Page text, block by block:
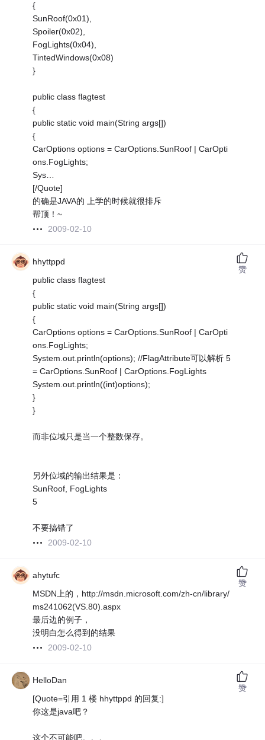
{
SunRoof(0x01),
Spoiler(0x02),
FogLights(0x04),
TintedWindows(0x08)
}
public class flagtest
{
public static void main(String args[])
{
CarOptions options = CarOptions.SunRoof | CarOpti
ons.FogLights;
Sys…
[/Quote]
的确是JAVA的 上学的时候就很排斥
帮顶！~
2009-02-10
hhyttppd
public class flagtest
{
public static void main(String args[])
{
CarOptions options = CarOptions.SunRoof | CarOpti
ons.FogLights;
System.out.println(options); //FlagAttribute可以解析 5
= CarOptions.SunRoof | CarOptions.FogLights
System.out.println((int)options);
}
}
而非位域只是当一个整数保存。
另外位域的输出结果是：
SunRoof, FogLights
5
不要搞错了
2009-02-10
赞
ahytufc
MSDN上的，http://msdn.microsoft.com/zh-cn/library/
ms241062(VS.80).aspx
最后边的例子，
没明白怎么得到的结果
2009-02-10
赞
HelloDan
[Quote=引用 1 楼 hhyttppd 的回复:]
你这是java吧？
这个不可能吧。。。
赞